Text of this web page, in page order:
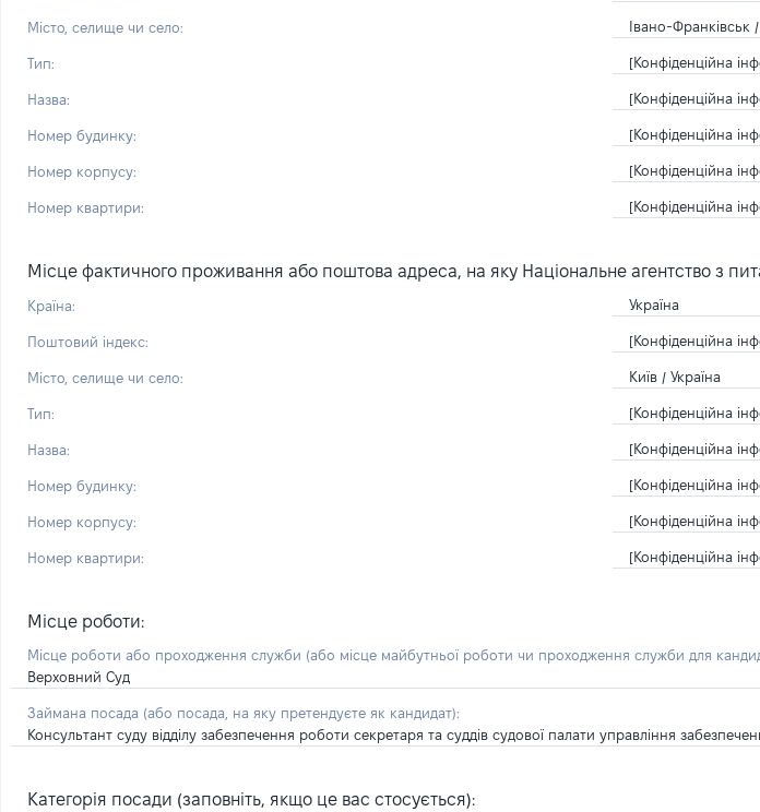
Місто, селище чи село: Івано-Франківськ
Тип: [Конфіденційна
Назва: [Конфіденційна
Номер будинку: [Конфіденційна
Номер корпусу: [Конфіденційна
Номер квартири: [Конфіденційна
Місце фактичного проживання або поштова адреса, на яку Національне агентство з
Країна: Україна
Поштовий індекс: [Конфіденційна
Місто, селище чи село: Київ / Україна
Тип: [Конфіденційна
Назва: [Конфіденційна
Номер будинку: [Конфіденційна
Номер корпусу: [Конфіденційна
Номер квартири: [Конфіденційна
Місце роботи:
Місце роботи або проходження служби (або місце майбутньої роботи чи проходження служби для
Верховний Суд
Займана посада (або посада, на яку претендуєте як кандидат):
Консультант суду відділу забезпечення роботи секретаря та суддів судової палати управління
Категорія посади (заповніть, якщо це вас стосується):